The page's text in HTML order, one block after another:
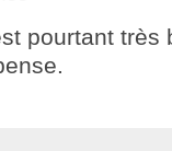
pourtant très